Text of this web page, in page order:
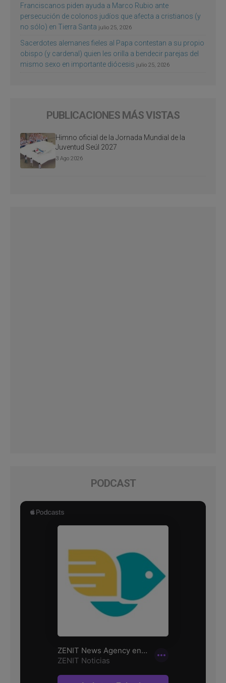
Franciscanos piden ayuda a Marco Rubio ante
persecución de colonos judíos que afecta a cristianos (y
no sólo) en Tierra Santa julio 25, 2026
Sacerdotes alemanes fieles al Papa contestan a su propio
obispo (y cardenal) quien les orilla a bendecir parejas del
mismo sexo en importante diócesis julio 25, 2026
PUBLICACIONES MÁS VISTAS
Himno oficial de la Jornada Mundial de la
Juventud Seúl 2027
3 Ago 2026
PODCAST